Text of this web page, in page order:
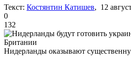
Текст: Костянтин Катишев, 12
0
132
Нидерланды оказывают